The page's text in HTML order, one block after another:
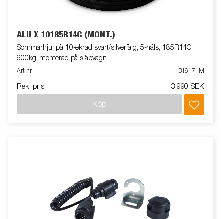
ALU X 10185R14C (MONT.)
Sommarhjul på 10-ekrad svart/silverfälg, 5-håls, 185R14C,
900kg, monterad på släpvagn
Art nr 316171M
Rek. pris 3 990 SEK
Köp